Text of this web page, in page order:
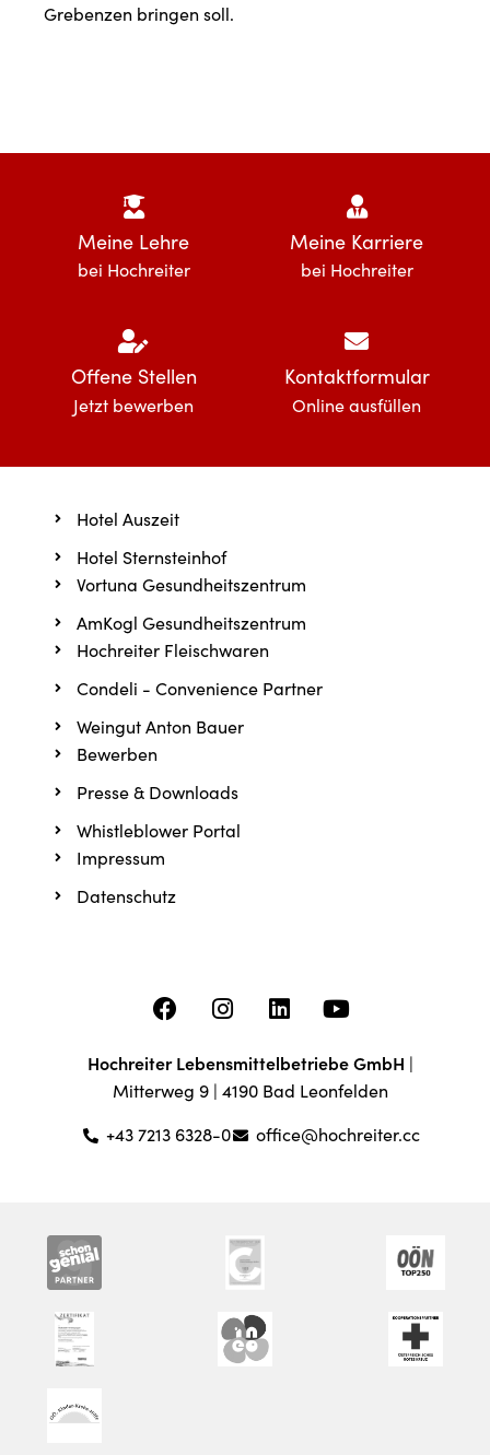
Grebenzen bringen soll.
Meine Lehre
bei Hochreiter
Meine Karriere
bei Hochreiter
Offene Stellen
Jetzt bewerben
Kontaktformular
Online ausfüllen
Impressum
Datenschutz
Bewerben
Presse & Downloads
Whistleblower Portal
Hochreiter Fleischwaren
Condeli - Convenience Partner
Weingut Anton Bauer
Vortuna Gesundheitszentrum
AmKogl Gesundheitszentrum
Hotel Auszeit
Hotel Sternsteinhof
Hochreiter Lebensmittelbetriebe GmbH |
Mitterweg 9 | 4190 Bad Leonfelden
+43 7213 6328-0
office@hochreiter.cc